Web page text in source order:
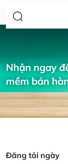
Nhận ngay
mềm bán
Đăng tải ngày